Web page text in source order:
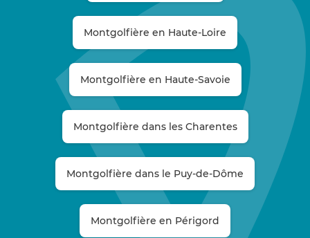
Montgolfière en Haute-Loire
Montgolfière en Haute-Savoie
Montgolfière dans les Charentes
Montgolfière dans le Puy-de-Dôme
Montgolfière en Périgord